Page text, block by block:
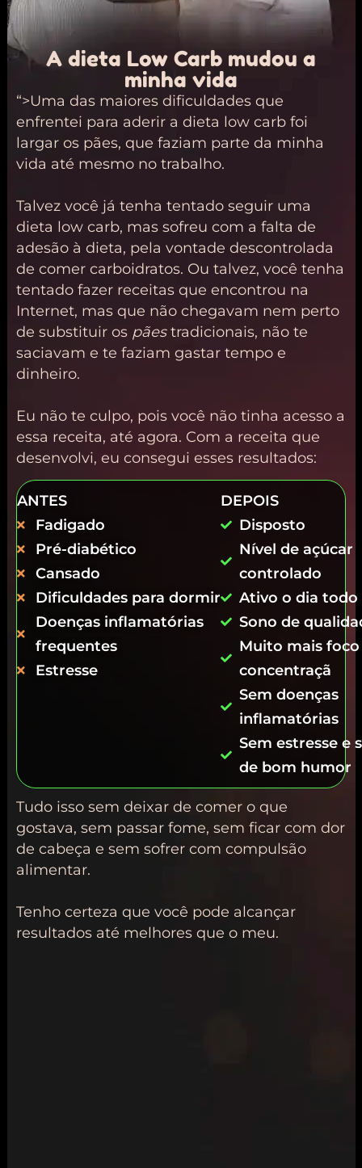
A dieta Low Carb mudou a
minha vida
“>Uma das maiores dificuldades que
enfrentei para aderir a dieta low carb foi
largar os pães, que faziam parte da minha
vida até mesmo no trabalho.
Talvez você já tenha tentado seguir uma
dieta low carb, mas sofreu com a falta de
adesão à dieta, pela vontade descontrolada
de comer carboidratos. Ou talvez, você tenha
tentado fazer receitas que encontrou na
Internet, mas que não chegavam nem perto
de substituir os pãestradicionais, não te
saciavam e te faziam gastar tempo e
dinheiro.
Eu não te culpo, pois você não tinha acesso a
essa receita, até agora. Com a receita que
desenvolvi, eu consegui esses resultados:
ANTES
Fadigado
Pré-diabético
Cansado
Dificuldades para dormir
Doenças inflamatórias
frequentes
Estresse
DEPOIS
Disposto
Nível de açúcar
controlado
Ativo o dia todo
Sono de
Muito mais foco
concentraçã
Sem doenças
inflamatórias
Sem estresse e
de bom humor
Tudo isso sem deixar de comer o que
gostava, sem passar fome, sem ficar com dor
de cabeça e sem sofrer com compulsão
alimentar.
Tenho certeza que você pode alcançar
resultados até melhores que o meu.